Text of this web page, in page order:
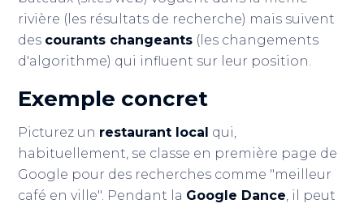
rivière (les résultats de recherche) mais suivent
des courants changeants (les changements
d'algorithme) qui influent sur leur position.
Exemple concret
Picturez un restaurant local qui,
habituellement, se classe en première page de
Google pour des recherches comme "meilleur
café en ville". Pendant la Google Dance, il peut